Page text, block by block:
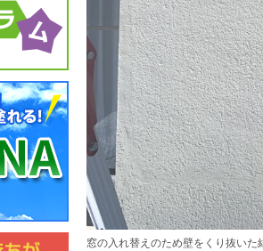
窓の入れ替えのため壁をくり抜い